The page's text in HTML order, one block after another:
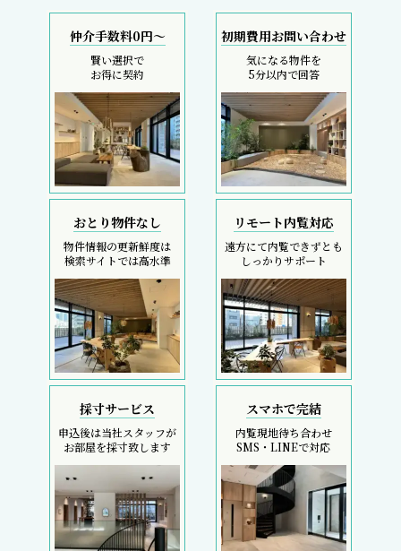
仲介手数料0円～
賢い選択で
お得に契約
初期費用お問い合わせ
気になる物件を
5分以内で回答
おとり物件なし
物件情報の更新鮮度は
検索サイトでは高水準
リモート内覧対応
遠方にて内覧できずとも
しっかりサポート
採寸サービス
申込後は当社スタッフが
お部屋を採寸致します
スマホで完結
内覧現地待ち合わせ
SMS・LINEで対応